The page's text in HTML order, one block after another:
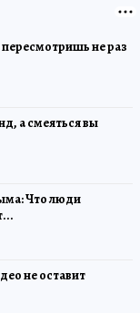
пересмотришь не раз
а смеяться вы
Что люди
не оставит